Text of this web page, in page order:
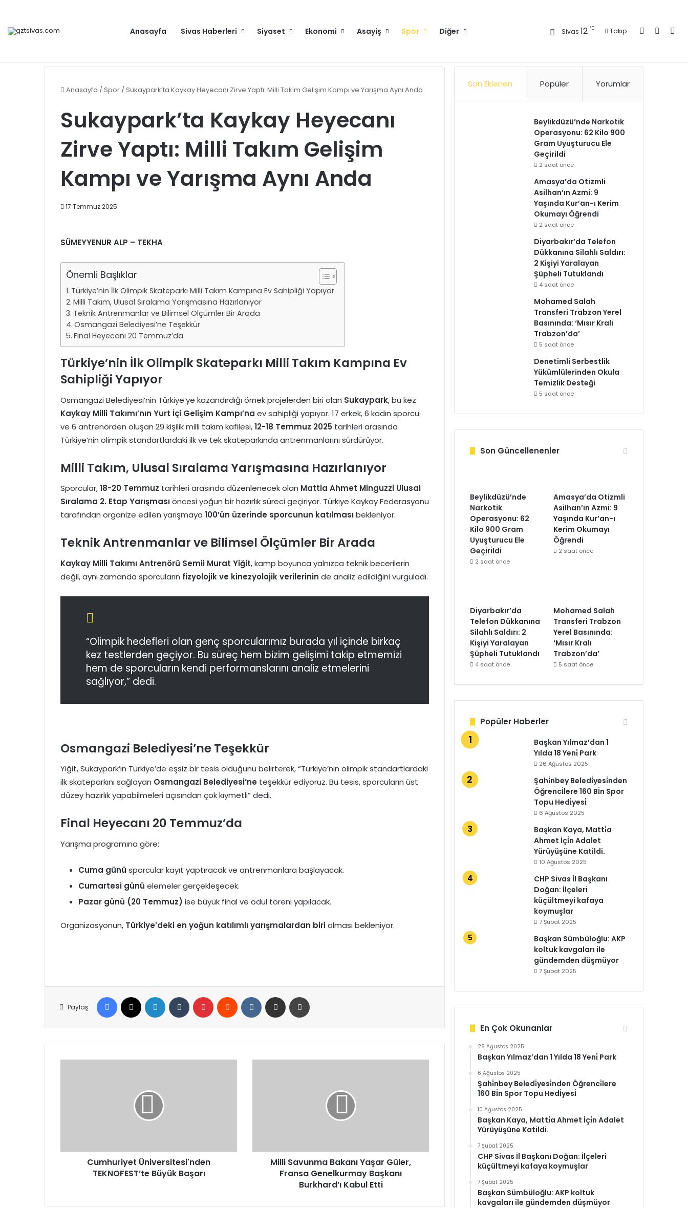
Anasayfa Sivas Haberleri Siyaset Ekonomi Asayiş Spor Diğer Sivas 12 ℃ Takip Kayıt Ol
Anasayfa /Spor /Sukaypark’ta Kaykay Heyecanı Zirve Yaptı: Milli Takım Gelişim Kampı ve Yarışma Aynı Anda
Sukaypark’ta Kaykay Heyecanı
Zirve Yaptı: Milli Takım Gelişim
Kampı ve Yarışma Aynı Anda
17 Temmuz 2025
SÜMEYYENUR ALP – TEKHA
Önemli Başlıklar
Türkiye’nin İlk Olimpik Skateparkı Milli Takım Kampına Ev Sahipliği Yapıyor
Milli Takım, Ulusal Sıralama Yarışmasına Hazırlanıyor
Teknik Antrenmanlar ve Bilimsel Ölçümler Bir Arada
Osmangazi Belediyesi’ne Teşekkür
Final Heyecanı 20 Temmuz’da
Türkiye’nin İlk Olimpik Skateparkı Milli Takım Kampına Ev
Sahipliği Yapıyor
Osmangazi Belediyesi’nin Türkiye’ye kazandırdığı örnek projelerden biri olan Sukaypark, bu kez
Kaykay Milli Takımı’nın Yurt İçi Gelişim Kampı’na ev sahipliği yapıyor. 17 erkek, 6 kadın sporcu
ve 6 antrenörden oluşan 29 kişilik milli takım kafilesi,12-18 Temmuz 2025 tarihleri arasında
Türkiye’nin olimpik standartlardaki ilk ve tek skateparkında antrenmanlarını sürdürüyor.
Milli Takım, Ulusal Sıralama Yarışmasına Hazırlanıyor
Sporcular,18-20 Temmuz tarihleri arasında düzenlenecek olan Mattia Ahmet Minguzzi Ulusal
Sıralama 2. Etap Yarışmasıöncesi yoğun bir hazırlık süreci geçiriyor. Türkiye Kaykay Federasyonu
tarafından organize edilen yarışmaya 100’ün üzerinde sporcunun katılmasıbekleniyor.
Teknik Antrenmanlar ve Bilimsel Ölçümler Bir Arada
Kaykay Milli Takımı Antrenörü Semii Murat Yiğit, kamp boyunca yalnızca teknik becerilerin
değil, aynı zamanda sporcuların fizyolojik ve kinezyolojik verilerinin de analiz edildiğini vurguladı.
“Olimpik hedefleri olan genç sporcularımız burada yıl içinde birkaç
kez testlerden geçiyor. Bu süreç hem bizim gelişimi takip etmemizi
hem de sporcuların kendi performanslarını analiz etmelerini
sağlıyor,” dedi.
Osmangazi Belediyesi’ne Teşekkür
Yiğit, Sukaypark’ın Türkiye’de eşsiz bir tesis olduğunu belirterek, “Türkiye’nin olimpik standartlardaki
ilk skateparkını sağlayan Osmangazi Belediyesi’ne teşekkür ediyoruz. Bu tesis, sporcuların üst
düzey hazırlık yapabilmeleri açısından çok kıymetli” dedi.
Final Heyecanı 20 Temmuz’da
Yarışma programına göre:
Cuma günü sporcular kayıt yaptıracak ve antrenmanlara başlayacak.
Cumartesi günü elemeler gerçekleşecek.
Pazar günü (20 Temmuz) ise büyük final ve ödül töreni yapılacak.
Organizasyonun, Türkiye’deki en yoğun katılımlı yarışmalardan biriolması bekleniyor.
Paylaş
Facebook LinkedIn Tumblr Pinterest Reddit VKontakteE-Posta ile paylaş
Cumhuriyet Üniversitesi'nden
TEKNOFEST’te Büyük Başarı
Burkhard’ı
Milli Savunma Bakanı Yaşar Güler,
Fransa Genelkurmay Başkanı
Burkhard’ı Kabul Etti
Son Eklenen Popüler Yorumlar
Beylikdüzü’nde Narkotik
Operasyonu: 62 Kilo 900
Gram Uyuşturucu Ele
Geçirildi
2 saat önce
Amasya’da Otizmli
Asilhan’ın Azmi: 9
Yaşında Kur’an-ı Kerim
Okumayı Öğrendi
2 saat önce
Diyarbakır’da Telefon
Dükkanına Silahlı Saldırı:
2 Kişiyi Yaralayan
Şüpheli Tutuklandı
4 saat önce
Mohamed Salah
Transferi Trabzon Yerel
Basınında: ‘Mısır Kralı
Trabzon’da’
5 saat önce
Denetimli Serbestlik
Yükümlülerinden Okula
Temizlik Desteği
5 saat önce
Son Güncellenenler
Beylikdüzü’nde
Narkotik
Operasyonu: 62
Kilo 900 Gram
Uyuşturucu Ele
Geçirildi
2 saat önce
Amasya’da Otizmli
Asilhan’ın Azmi: 9
Yaşında Kur’an-ı
Kerim Okumayı
Öğrendi
2 saat önce
Diyarbakır’da
Telefon Dükkanına
Silahlı Saldırı: 2
Kişiyi Yaralayan
Şüpheli Tutuklandı
4 saat önce
Mohamed Salah
Transferi Trabzon
Yerel Basınında:
‘Mısır Kralı
Trabzon’da’
5 saat önce
Popüler Haberler
Başkan Yılmaz’dan 1
Yılda 18 Yeni̇ Park
26 Ağustos 2025
Şahi̇nbey Beledi̇yesi̇nden
Öğrenci̇lere 160 Bi̇n Spor
Topu Hedi̇yesi̇
6 Ağustos 2025
Başkan Kaya, Matti̇a
Ahmet İçi̇n Adalet
Yürüyüşüne Katildi.
10 Ağustos 2025
CHP Sivas İl Başkanı
Doğan: İlçeleri
küçültmeyi kafaya
koymuşlar
7 Şubat 2025
Başkan Sümbüloğlu: AKP
koltuk kavgaları ile
gündemden düşmüyor
7 Şubat 2025
En Çok Okunanlar
26 Ağustos 2025
Başkan Yılmaz’dan 1 Yılda 18 Yeni̇ Park
6 Ağustos 2025
Şahi̇nbey Beledi̇yesi̇nden Öğrenci̇lere
160 Bi̇n Spor Topu Hedi̇yesi̇
10 Ağustos 2025
Başkan Kaya, Matti̇a Ahmet İçi̇n Adalet
Yürüyüşüne Katildi.
7 Şubat 2025
CHP Sivas İl Başkanı Doğan: İlçeleri
küçültmeyi kafaya koymuşlar
7 Şubat 2025
Başkan Sümbüloğlu: AKP koltuk
kavgaları ile gündemden düşmüyor